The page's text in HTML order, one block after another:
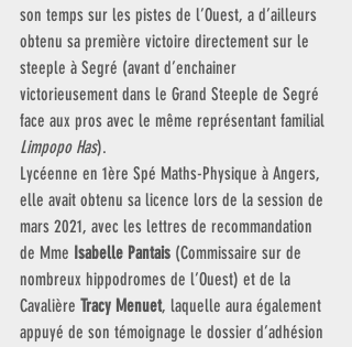
son temps sur les pistes de l’Ouest, a d’ailleurs
obtenu sa première victoire directement sur le
steeple à Segré (avant d’enchainer
victorieusement dans le Grand Steeple de Segré
face aux pros avec le même représentant familial
Limpopo Has).
Lycéenne en 1ère Spé Maths-Physique à Angers,
elle avait obtenu sa licence lors de la session de
mars 2021, avec les lettres de recommandation
de Mme Isabelle Pantais (Commissaire sur de
nombreux hippodromes de l’Ouest) et de la
Cavalière Tracy Menuet, laquelle aura également
appuyé de son témoignage le dossier d’adhésion